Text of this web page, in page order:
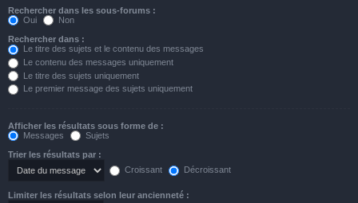
Rechercher dans les sous-forums :
Oui
Non
Rechercher dans :
Le titre des sujets et le contenu des messages
Le contenu des messages uniquement
Le titre des sujets uniquement
Le premier message des sujets uniquement
Afficher les résultats sous forme de :
Messages
Sujets
Trier les résultats par :
Croissant
Décroissant
Limiter les résultats selon leur ancienneté :